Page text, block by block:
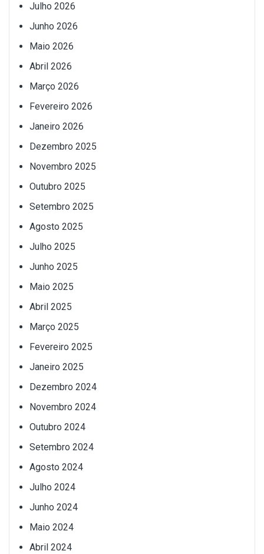
Julho 2026
Junho 2026
Maio 2026
Abril 2026
Março 2026
Fevereiro 2026
Janeiro 2026
Dezembro 2025
Novembro 2025
Outubro 2025
Setembro 2025
Agosto 2025
Julho 2025
Junho 2025
Maio 2025
Abril 2025
Março 2025
Fevereiro 2025
Janeiro 2025
Dezembro 2024
Novembro 2024
Outubro 2024
Setembro 2024
Agosto 2024
Julho 2024
Junho 2024
Maio 2024
Abril 2024